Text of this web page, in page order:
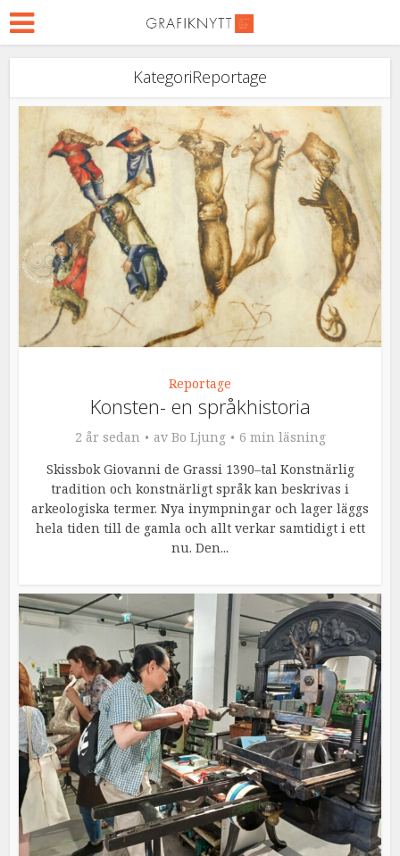
KategoriReportage
Reportage
Konsten- en språkhistoria
2 år sedan av Bo Ljung
6 min läsning
Skissbok Giovanni de Grassi 1390–tal Konstnärlig
tradition och konstnärligt språk kan beskrivas i
arkeologiska termer. Nya inympningar och lager läggs
hela tiden till de gamla och allt verkar samtidigt i ett
nu. Den...